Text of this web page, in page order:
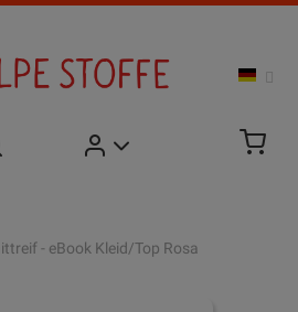
- eBook Kleid/Top Rosa